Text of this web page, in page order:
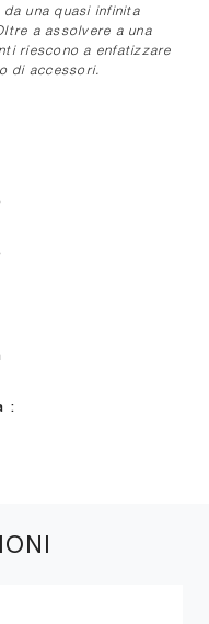
una quasi infinita
a assolvere a una
riescono a enfatizzare
di accessori.
: